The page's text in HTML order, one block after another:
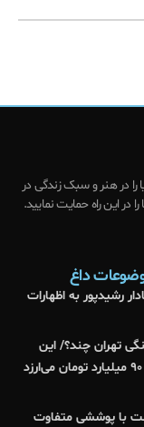
را در هنر و سبک زندگی در
در این راه حمایت نمایید.
داغ
رشیدپور به اظهارات
تهران چند؟/ این
خانه کلنگی ۹۰ میلیارد تومان می‌ارزد
با پوششی متفاوت